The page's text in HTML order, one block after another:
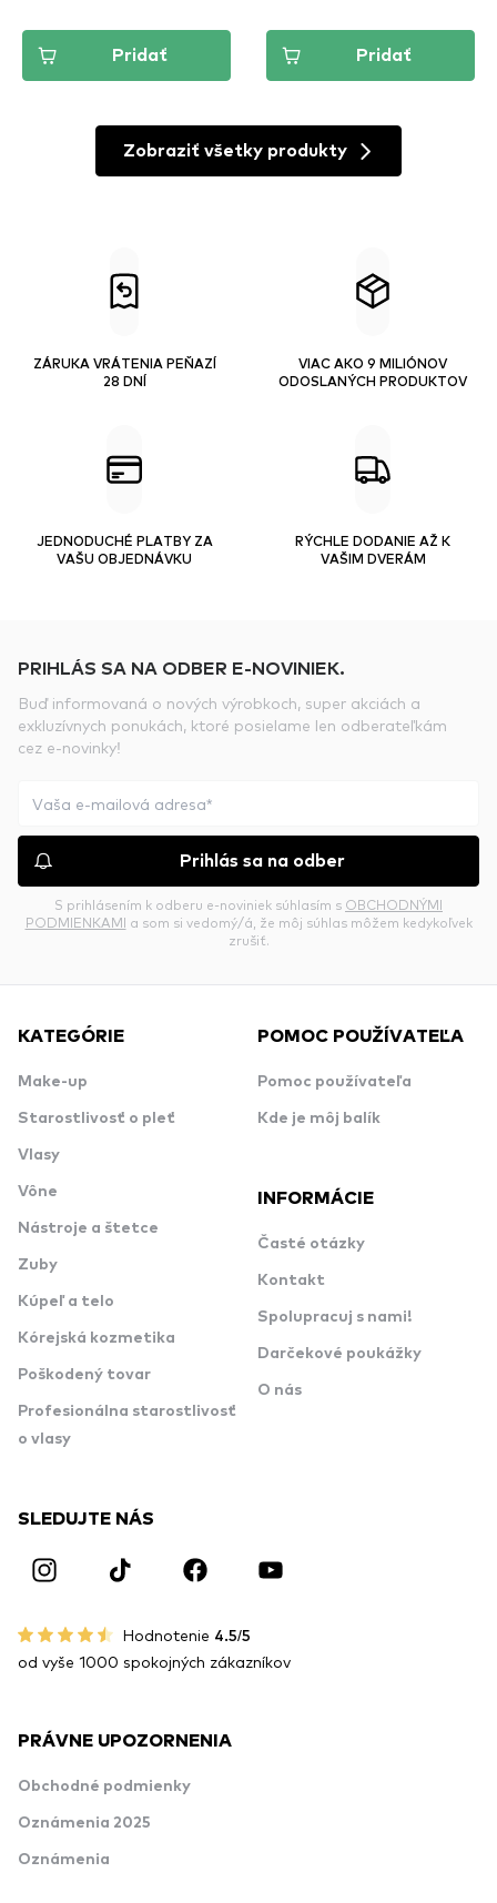
Pridať Pridať
Zobraziť všetky produkty
ZÁRUKA VRÁTENIA PEŇAZÍ
28 DNÍ
VIAC AKO 9 MILIÓNOV
ODOSLANÝCH PRODUKTOV
JEDNODUCHÉ PLATBY ZA
VAŠU OBJEDNÁVKU
RÝCHLE DODANIE AŽ K
VAŠIM DVERÁM
PRIHLÁS SA NA ODBER E-NOVINIEK.
Buď informovaná o nových výrobkoch, super akciách a
exkluzívnych ponukách, ktoré posielame len odberateľkám
cez e-novinky!
Prihlás sa na odber
S prihlásením k odberu e-noviniek súhlasím s OBCHODNÝMI
PODMIENKAMI a som si vedomý/á, že môj súhlas môžem kedykoľvek
zrušiť.
KATEGÓRIE
Make-up
Starostlivosť o pleť
Vlasy
Vône
Nástroje a štetce
Zuby
Kúpeľ a telo
Kórejská kozmetika
Poškodený tovar
Profesionálna starostlivosť
o vlasy
POMOC POUŽÍVATEĽA
Pomoc používateľa
Kde je môj balík
INFORMÁCIE
Časté otázky
Kontakt
Spolupracuj s nami!
Darčekové poukážky
O nás
SLEDUJTE NÁS
Hodnotenie 4.5/5
od vyše 1000 spokojných zákazníkov
PRÁVNE UPOZORNENIA
Obchodné podmienky
Oznámenia 2025
Oznámenia